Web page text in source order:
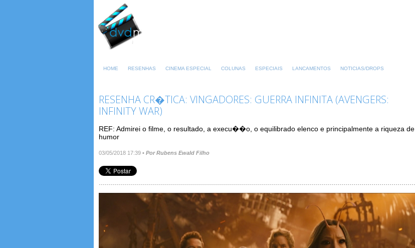
HOME RESENHAS CINEMA ESPECIAL COLUNAS ESPECIAIS LANCAMENTOS NOTICIAS/DROPS
RESENHA CR�TICA: VINGADORES: GUERRA INFINITA (AVENGERS:
INFINITY WAR)
REF: Admirei o filme, o resultado, a execu��o, o equilibrado elenco e principalmente a riqueza de
humor
03/05/2018 17:39 • Por Rubens Ewald Filho